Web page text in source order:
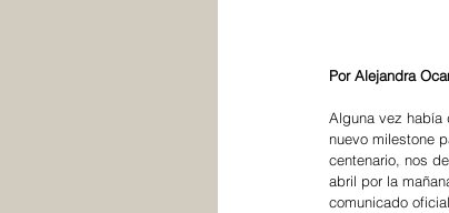
Por Alejandra
Alguna vez había
nuevo milestone
centenario, nos
abril por la
comunicado